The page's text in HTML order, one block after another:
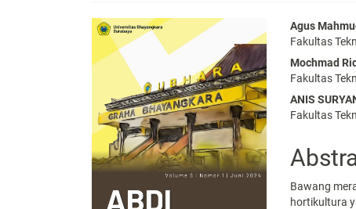
Article
Sidebar
Main
Agus
Fakultas
Mochmad
Fakultas
ANIS
Fakultas
Bawang
hortikultura